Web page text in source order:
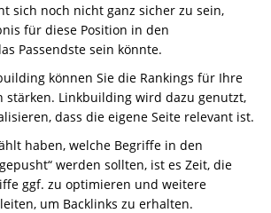
sich noch nicht ganz sicher zu sein,
für diese Position in den
Passendste sein könnte.
können Sie die Rankings für Ihre
stärken. Linkbuilding wird dazu genutzt,
dass die eigene Seite relevant ist.
haben, welche Begriffe in den
werden sollten, ist es Zeit, die
ggf. zu optimieren und weitere
um Backlinks zu erhalten.